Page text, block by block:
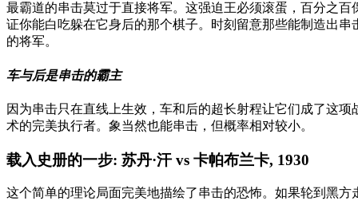
最霸道的串击莫过于直接将军。这强迫王必须滚蛋，百分之百
证你能白吃躲在它身后的那个棋子。时刻留意那些能制造出串
的将军。
车与后是串击的霸主
因为串击只在直线上生效，车和后的超长射程让它们成了这项
术的完美执行者。象当然也能串击，但概率相对较小。
载入史册的一步: 苏丹·汗 vs 卡帕布兰卡, 1930
这个简单的理论局面完美地描绘了串击的恐怖。如果轮到黑方